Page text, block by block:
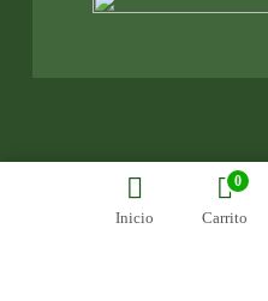
Inicio
0
Carrito